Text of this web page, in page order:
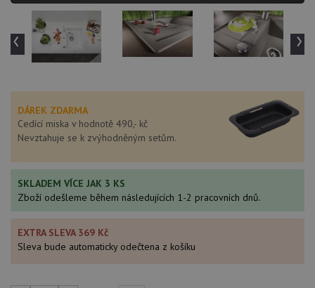
‹ ›
DÁREK ZDARMA
Cedící miska v hodnotě 490,- kč
Nevztahuje se k zvýhodněným setům.
SKLADEM VÍCE JAK 3 KS
Zboží odešleme během následujících 1-2 pracovních dnů.
EXTRA SLEVA 369 Kč
Sleva bude automaticky odečtena z košíku